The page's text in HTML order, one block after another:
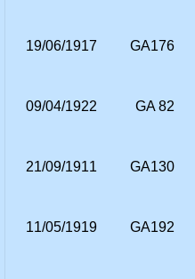
GA176
19/06/1917
GA 82
09/04/1922
GA130
21/09/1911
GA192
11/05/1919